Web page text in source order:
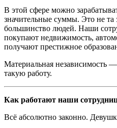
В этой сфере можно
значительные суммы. Это не та
большинство людей. Наши
покупают недвижимость,
получают престижное
Материальная независимость
такую работу.
Как работают наши
Всё абсолютно законно.